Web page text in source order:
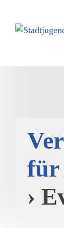
springen
für
›